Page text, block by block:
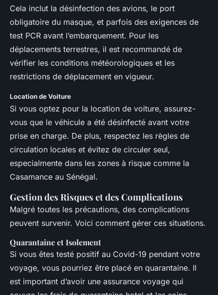
Cela inclut la désinfection des avions, le port
obligatoire du masque, et parfois des exigences de
test PCR avant l’embarquement. Pour les
déplacements terrestres, il est recommandé de
vérifier les conditions météorologiques et les
restrictions de déplacement en vigueur.
Location de Voiture
Si vous optez pour la location de voiture, assurez-
vous que le véhicule a été désinfecté avant votre
prise en charge. De plus, respectez les règles de
circulation locales et évitez de circuler seul,
especialmente dans les zones à risque comme la
Casamance au Sénégal.
Gestion des Risques et des Complications
Malgré toutes les précautions, des complications
peuvent survenir. Voici comment gérer ces situations.
Quarantaine et Isolement
Si vous êtes testé positif au Covid-19 pendant votre
voyage, vous pourriez être placé en quarantaine. Il
est important d’avoir une assurance voyage qui